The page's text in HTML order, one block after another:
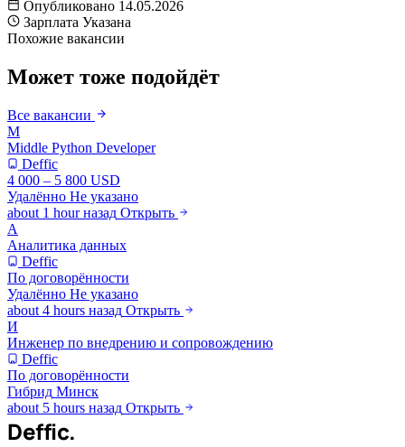
Опубликовано 14.05.2026
Зарплата Указана
Похожие вакансии
Может тоже подойдёт
Все вакансии
M
Middle Python Developer
Deffic
4 000 – 5 800 USD
Удалённо Не указано
about 1 hour назад Открыть
А
Аналитика данных
Deffic
По договорённости
Удалённо Не указано
about 4 hours назад Открыть
И
Инженер по внедрению и сопровождению
Deffic
По договорённости
Гибрид Минск
about 5 hours назад Открыть
Deffic.